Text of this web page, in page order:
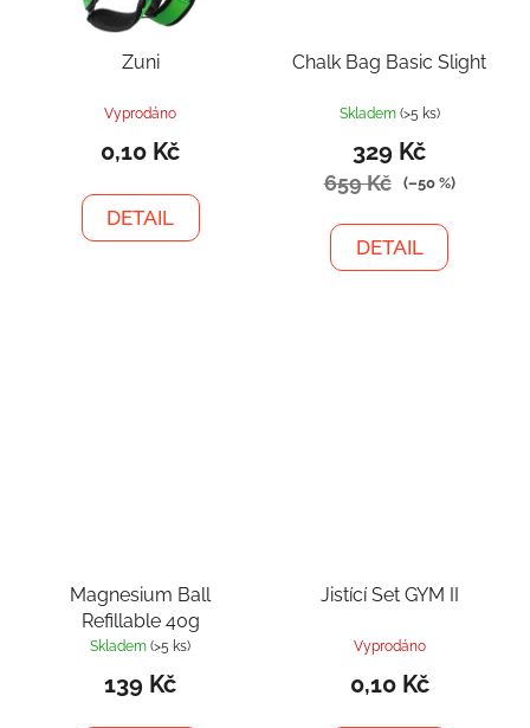
Zuni
Vyprodáno
0,10 Kč
DETAIL
Chalk Bag Basic Slight
Skladem (>5 ks)
329 Kč
659 Kč (–50 %)
DETAIL
Magnesium Ball
Refillable 40g
Skladem(>5 ks)
139 Kč
Jistící Set GYM II
Vyprodáno
0,10 Kč